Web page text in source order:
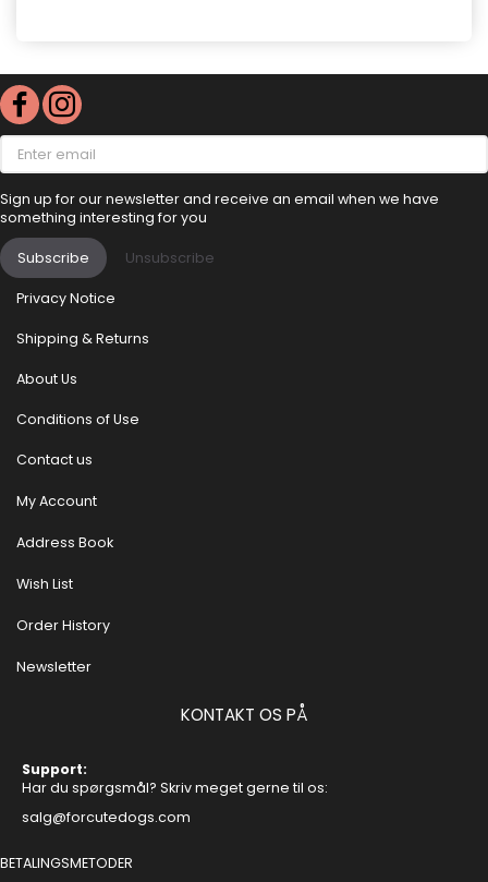
Enter
email
Sign up for our newsletter and receive an email when we have
something interesting for you
Subscribe Unsubscribe
Privacy Notice
Shipping & Returns
About Us
Conditions of Use
Contact us
My Account
Address Book
Wish List
Order History
Newsletter
KONTAKT OS PÅ
Support:
Har du spørgsmål? Skriv meget gerne til os:
salg@forcutedogs.com
BETALINGSMETODER